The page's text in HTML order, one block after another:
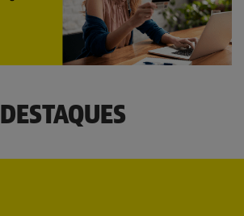
DESTAQUES